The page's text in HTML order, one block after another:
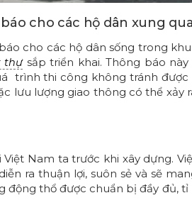
cho các hộ dân xung
cho các hộ dân sống trong
thựsắp triển khai. Thông báo
trình thi công không tránh được
lưu lượng giao thông có thể xảy
Nam ta trước khi xây dựng.
ra thuận lợi, suôn sẻ và sẽ
động thổ được chuẩn bị đầy đủ,